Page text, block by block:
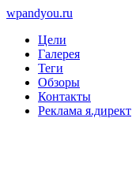
wpandyou.ru
Цели
Галерея
Теги
Обзоры
Контакты
Реклама я.директ